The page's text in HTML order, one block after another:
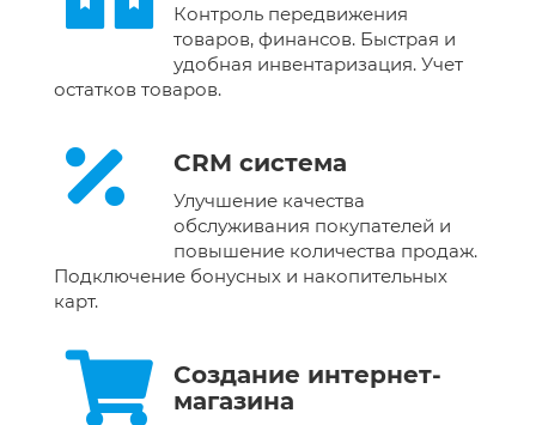
Контроль передвижения
товаров, финансов. Быстрая и
удобная инвентаризация. Учет
остатков товаров.
CRM система
Улучшение качества
обслуживания покупателей и
повышение количества продаж.
Подключение бонусных и накопительных
карт.
Создание интернет-
магазина